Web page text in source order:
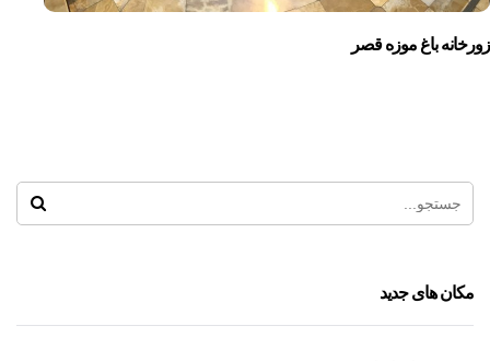
زورخانه باغ موزه قصر
مکان های جدید